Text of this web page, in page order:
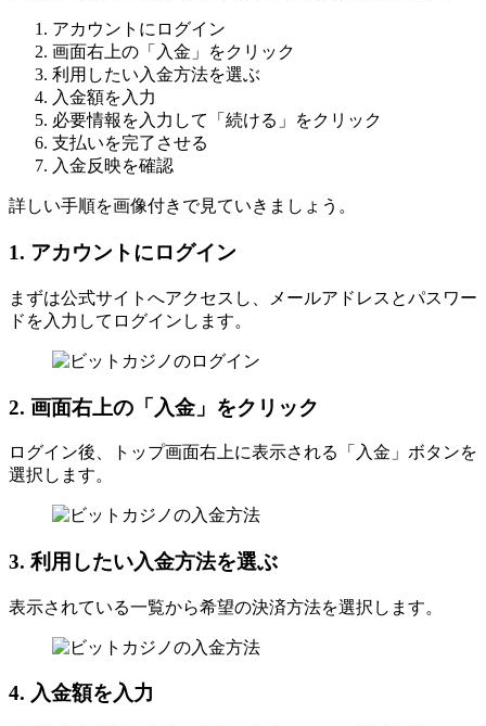
アカウントにログイン
画面右上の「入金」をクリック
利用したい入金方法を選ぶ
入金額を入力
必要情報を入力して「続ける」をクリック
支払いを完了させる
入金反映を確認
詳しい手順を画像付きで見ていきましょう。
1. アカウントにログイン
まずは公式サイトへアクセスし、メールアドレスとパスワー
ドを入力してログインします。
2. 画面右上の「入金」をクリック
ログイン後、トップ画面右上に表示される「入金」ボタンを
選択します。
3. 利用したい入金方法を選ぶ
表示されている一覧から希望の決済方法を選択します。
4. 入金額を入力